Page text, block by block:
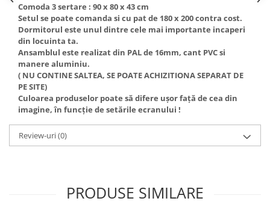
Comoda 3 sertare : 90 x 80 x 43 cm
Setul se poate comanda si cu pat de 180 x 200 contra cost.
Dormitorul este unul dintre cele mai importante incaperi
din locuinta ta.
Ansamblul este realizat din PAL de 16mm, cant PVC si
manere aluminiu.
( NU CONTINE SALTEA, SE POATE ACHIZITIONA SEPARAT DE
PE SITE)
Culoarea produselor poate să difere ușor față de cea din
imagine, în funcție de setările ecranului !
Review-uri(0)
PRODUSE SIMILARE